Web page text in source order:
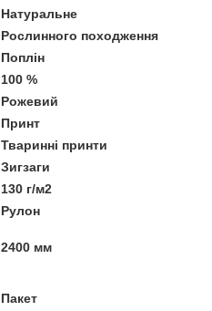
Натуральне
Рослинного походження
Поплін
100 %
Рожевий
Принт
Тваринні принти
Зигзаги
130 г/м2
Рулон
2400 мм
Пакет